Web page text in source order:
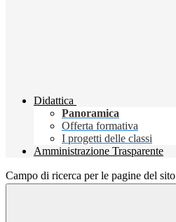
Didattica
Panoramica
Offerta formativa
I progetti delle classi
Amministrazione Trasparente
Campo di ricerca per le pagine del sito